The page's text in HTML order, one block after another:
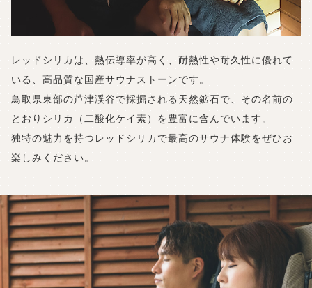
レッドシリカは、熱伝導率が高く、耐熱性や耐久性に優れて
いる、 高品質な国産サウナストーンです。
鳥取県東部の芦津渓谷で採掘される天然鉱石で、 その名前の
とおりシリカ（二酸化ケイ素）を豊富に含んでいます。
独特の魅力を持つレッドシリカで最高のサウナ体験をぜひお
楽しみください。